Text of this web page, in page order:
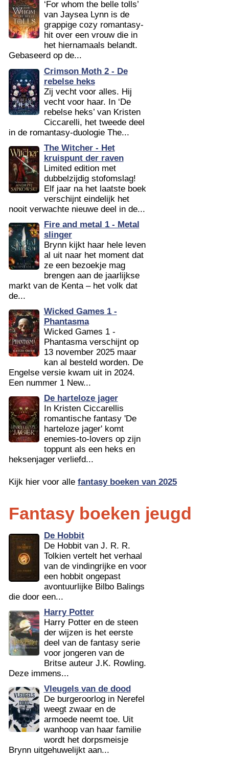
‘For whom the belle tolls’
van Jaysea Lynn is de
grappige cozy romantasy-
hit over een vrouw die in
het hiernamaals belandt.
Gebaseerd op de...
Crimson Moth 2 - De
rebelse heks
Zij vecht voor alles. Hij
vecht voor haar. In ‘De
rebelse heks’ van Kristen
Ciccarelli, het tweede deel
in de romantasy-duologie The...
The Witcher - Het
kruispunt der raven
Limited edition met
dubbelzijdig stofomslag!
Elf jaar na het laatste boek
verschijnt eindelijk het
nooit verwachte nieuwe deel in de...
Fire and metal 1 - Metal
slinger
Brynn kijkt haar hele leven
al uit naar het moment dat
ze een bezoekje mag
brengen aan de jaarlijkse
markt van de Kenta – het volk dat
de...
Wicked Games 1 -
Phantasma
Wicked Games 1 -
Phantasma verschijnt op
13 november 2025 maar
kan al besteld worden. De
Engelse versie kwam uit in 2024.
Een nummer 1 New...
De harteloze jager
In Kristen Ciccarellis
romantische fantasy 'De
harteloze jager' komt
enemies-to-lovers op zijn
toppunt als een heks en
heksenjager verliefd...
Kijk hier voor alle fantasy boeken van 2025
Fantasy boeken jeugd
De Hobbit
De Hobbit van J. R. R.
Tolkien vertelt het verhaal
van de vindingrijke en voor
een hobbit ongepast
avontuurlijke Bilbo Balings
die door een...
Harry Potter
Harry Potter en de steen
der wijzen is het eerste
deel van de fantasy serie
voor jongeren van de
Britse auteur J.K. Rowling.
Deze immens...
Vleugels van de dood
De burgeroorlog in Nerefel
weegt zwaar en de
armoede neemt toe. Uit
wanhoop van haar familie
wordt het dorpsmeisje
Brynn uitgehuwelijkt aan...